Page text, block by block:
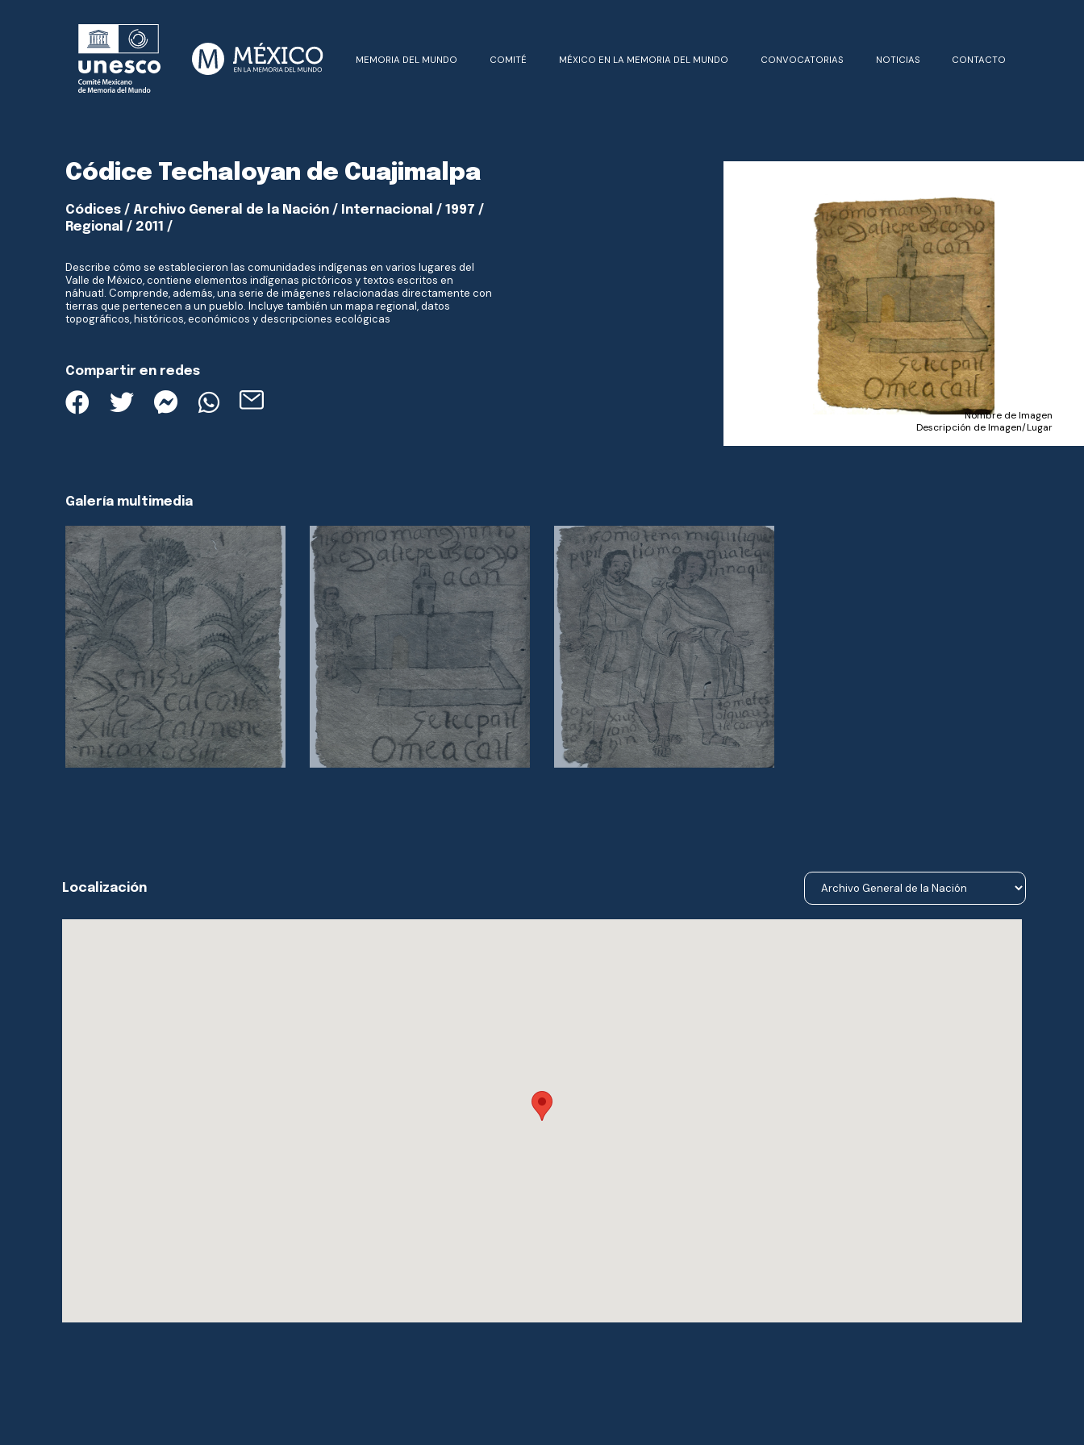
MEMORIA DEL MUNDO COMITÉ MÉXICO EN LA MEMORIA DEL MUNDO CONVOCATORIAS NOTICIAS CONTACTO
Códice Techaloyan de Cuajimalpa
Códices / Archivo General de la Nación / Internacional / 1997 /
Regional / 2011 /
Describe cómo se establecieron las comunidades indígenas en varios lugares del
Valle de México, contiene elementos indígenas pictóricos y textos escritos en
náhuatl. Comprende, además, una serie de imágenes relacionadas directamente con
tierras que pertenecen a un pueblo. Incluye también un mapa regional, datos
topográficos, históricos, económicos y descripciones ecológicas
Compartir en redes
Nombre de Imagen
Descripción de Imagen/Lugar
Galería multimedia
Localización